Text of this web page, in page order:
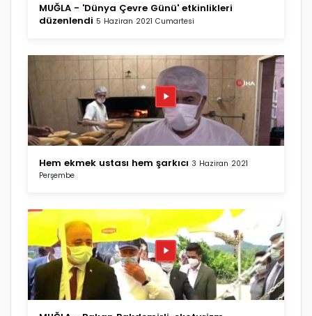
MUĞLA - 'Dünya Çevre Günü' etkinlikleri
düzenlendi 5 Haziran 2021 Cumartesi
Hem ekmek ustası hem şarkıcı 3 Haziran 2021
Perşembe